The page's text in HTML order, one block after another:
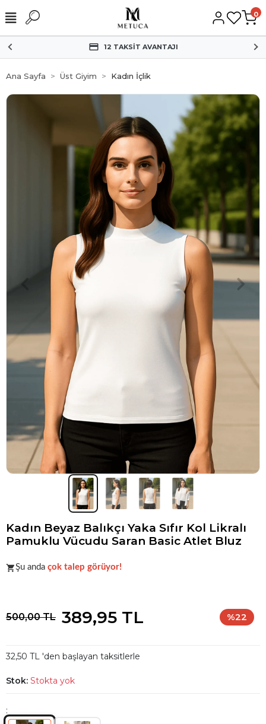
0
HIZLI KARGO
Ana Sayfa Üst Giyim Kadın İçlik
Kadın Beyaz Balıkçı Yaka Sıfır Kol Likralı
Pamuklu Vücudu Saran Basic Atlet Bluz
Acele et! Stoklar hızla azalıyor!
Şu anda çok talep görüyor!
500,00 TL 389,95 TL %22
32,50 TL 'den başlayan taksitlerle
Stok: Stokta yok
: